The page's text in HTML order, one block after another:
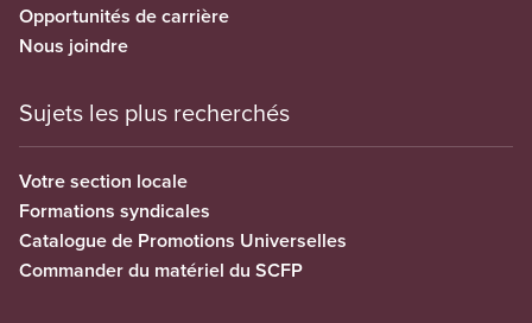
Opportunités de carrière
Nous joindre
Sujets les plus recherchés
Votre section locale
Formations syndicales
Catalogue de Promotions Universelles
Commander du matériel du SCFP